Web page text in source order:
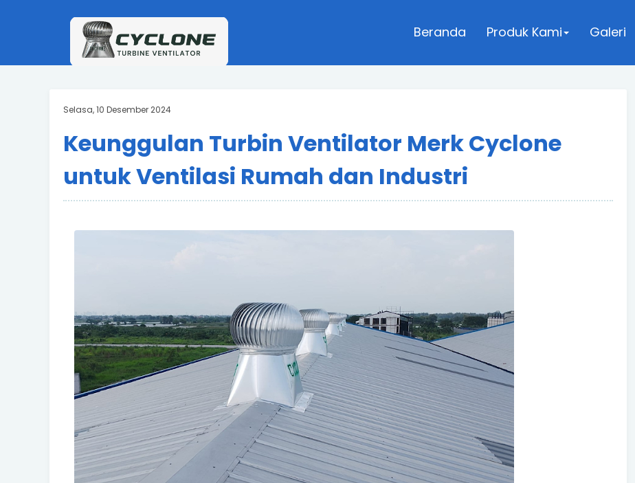
Beranda Produk Kami Galeri
Selasa, 10 Desember 2024
Keunggulan Turbin Ventilator Merk Cyclone
untuk Ventilasi Rumah dan Industri